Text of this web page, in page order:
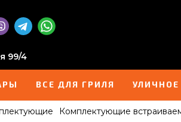
99/4
ВСЕ ДЛЯ ГРИЛЯ
Комплектующие